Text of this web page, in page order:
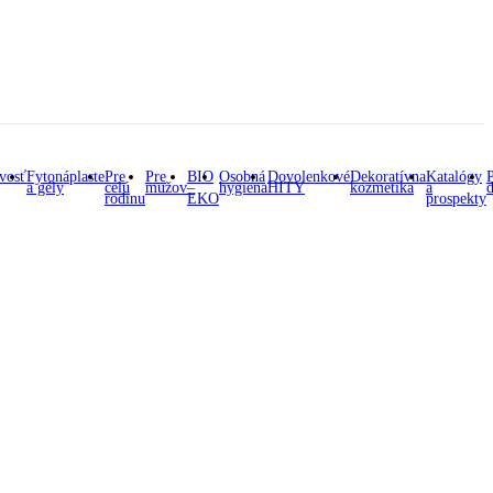
Fytonáplaste
a gély
Pre
celú
rodinu
Pre
mužov
BIO
–
EKO
Osobná
hygiena
Dovolenkové
HITY
Dekoratívna
kozmetika
Katalógy
a
prospekty